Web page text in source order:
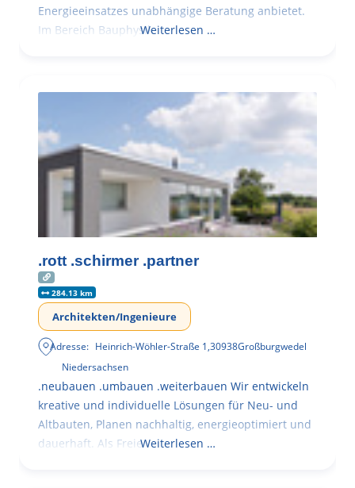
Energieeinsatzes unabhängige Beratung anbietet.
Im Bereich BauphysikWeiterlesen …
.rott .schirmer .partner
284.13 km
Architekten/Ingenieure
Adresse: Heinrich-Wöhler-Straße 1,30938Großburgwedel
Niedersachsen
.neubauen .umbauen .weiterbauen Wir entwickeln
kreative und individuelle Lösungen für Neu- und
Altbauten, Planen nachhaltig, energieoptimiert und
dauerhaft. Als FreieWeiterlesen …